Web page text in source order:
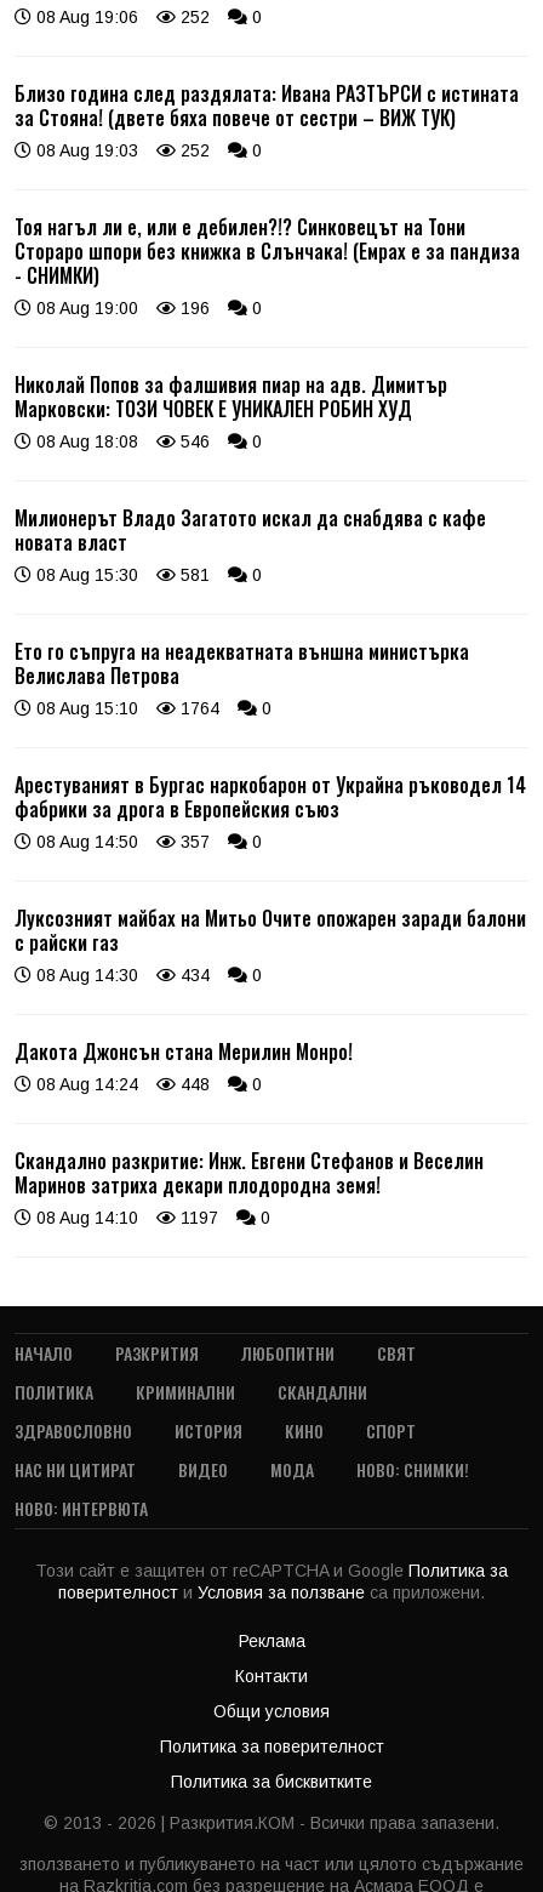
08 Aug 19:06 252 0
Близо година след раздялата: Ивана РАЗТЪРСИ с истината
за Стояна! (двете бяха повече от сестри – ВИЖ ТУК)
08 Aug 19:03 252 0
Тоя нагъл ли е, или е дебилен?!? Синковецът на Тони
Стораро шпори без книжка в Слънчака! (Емрах е за пандиза
- СНИМКИ)
08 Aug 19:00 196 0
Николай Попов за фалшивия пиар на адв. Димитър
Марковски: ТОЗИ ЧОВЕК Е УНИКАЛЕН РОБИН ХУД
08 Aug 18:08 546 0
Милионерът Владо Загатото искал да снабдява с кафе
новата власт
08 Aug 15:30 581 0
Ето го съпруга на неадекватната външна министърка
Велислава Петрова
08 Aug 15:10 1764 0
Арестуваният в Бургас наркобарон от Украйна ръководел 14
фабрики за дрога в Европейския съюз
08 Aug 14:50 357 0
Луксозният майбах на Митьо Очите опожарен заради балони
с райски газ
08 Aug 14:30 434 0
Дакота Джонсън стана Мерилин Монро!
08 Aug 14:24 448 0
Скандално разкритие: Инж. Евгени Стефанов и Веселин
Маринов затриха декари плодородна земя!
08 Aug 14:10 1197 0
НАЧАЛО РАЗКРИТИЯ ЛЮБОПИТНИ
СВЯТ
ПОЛИТИКА
КРИМИНАЛНИ
СКАНДАЛНИ
ЗДРАВОСЛОВНО
ИСТОРИЯ КИНО
СПОРТ
НАС НИ ЦИТИРАТ
ВИДЕО МОДА
НОВО: СНИМКИ!
НОВО: ИНТЕРВЮТА
Този сайт е защитен от reCAPTCHA и Google Политика за
поверителност и Условия за ползване са приложени.
Реклама
Контакти
Общи условия
Политика за поверителност
Политика за бисквитките
© 2013 - 2026 | Разкрития.КОМ - Всички права запазени.
зползването и публикуването на част или цялото съдържание
на Razkritia.com без разрешение на Асмара ЕООД е